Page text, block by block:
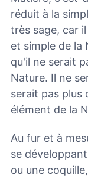
réduit à la
très sage, car
et simple de la
qu'il ne serait
Nature. Il ne
serait pas plus
élément de la
Au fur et à
se
ou une